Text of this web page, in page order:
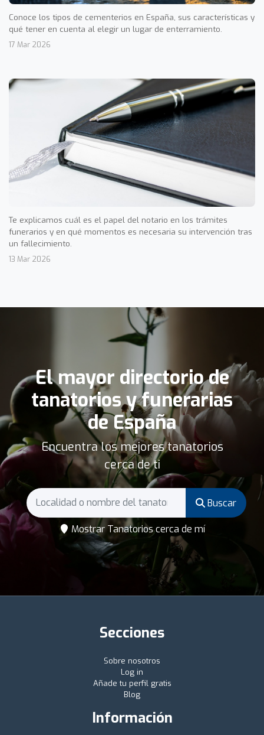
Conoce los tipos de cementerios en España, sus características y
qué tener en cuenta al elegir un lugar de enterramiento.
17 Mar 2026
Te explicamos cuál es el papel del notario en los trámites
funerarios y en qué momentos es necesaria su intervención tras
un fallecimiento.
13 Mar 2026
El mayor directorio de
tanatorios y funerarias
de España
Encuentra los mejores tanatorios
cerca de ti
Buscar
Mostrar Tanatorios cerca de mí
Secciones
Sobre nosotros
Log in
Añade tu perfil gratis
Blog
Información